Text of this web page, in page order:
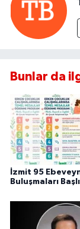
Bunlar da
İzmit 95
Buluşmaları